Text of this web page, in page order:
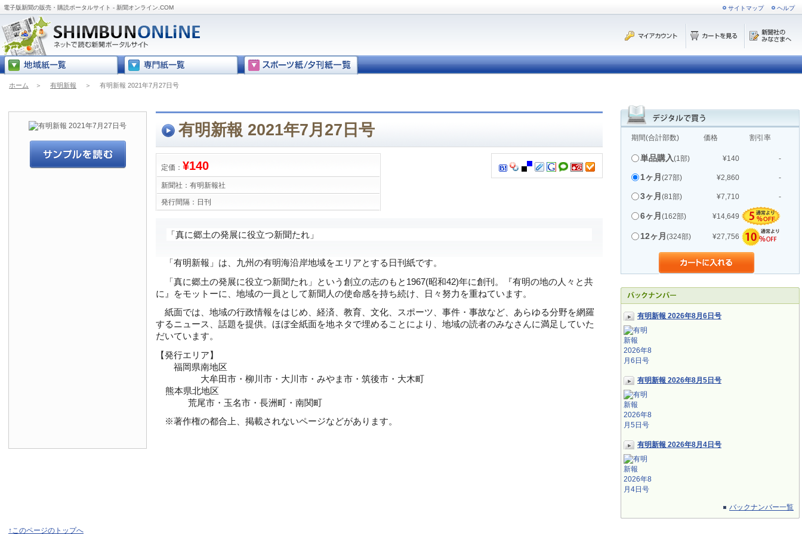
電子版新聞の販売・購読ポータルサイト - 新聞オンライン.COM サイトマップ ヘルプ
ホーム ＞ 有明新報 ＞ 有明新報 2021年7月27日号
期間(合計部数) 価格 割引率
単品購入(1部) ¥140 -
1ヶ月 (27部) ¥2,860 -
3ヶ月 (81部) ¥7,710 -
6ヶ月 (162部) ¥14,649
12ヶ月 (324部) ¥27,756
有明新報 2026年8月6日号
有明新報 2026年8月5日号
有明新報 2026年8月4日号
バックナンバー一覧
有明新報 2021年7月27日号
定価： ¥140
新聞社： 有明新報社
発行間隔： 日刊
「真に郷土の発展に役立つ新聞たれ」
「有明新報」は、九州の有明海沿岸地域をエリアとする日刊紙です。
「真に郷土の発展に役立つ新聞たれ」という創立の志のもと1967(昭和42)年に創刊。『有明の地の人々と共
に』をモットーに、地域の一員として新聞人の使命感を持ち続け、日々努力を重ねています。
紙面では、地域の行政情報をはじめ、経済、教育、文化、スポーツ、事件・事故など、あらゆる分野を網羅
するニュース、話題を提供。ほぼ全紙面を地ネタで埋めることにより、地域の読者のみなさんに満足していた
だいています。
【発行エリア】
福岡県南地区
大牟田市・柳川市・大川市・みやま市・筑後市・大木町
熊本県北地区
荒尾市・玉名市・長洲町・南関町
※著作権の都合上、掲載されないページなどがあります。
↑このページのトップへ